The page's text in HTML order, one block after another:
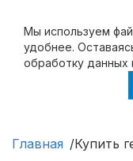
Мы используем
удобнее.
обработку данных
Купить
Главная Купить